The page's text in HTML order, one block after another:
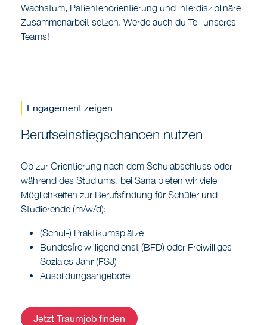
Wachstum, Patientenorientierung und interdisziplinäre
Zusammenarbeit setzen. Werde auch du Teil unseres
Teams!
Engagement zeigen
Berufseinstiegschancen nutzen
Ob zur Orientierung nach dem Schulabschluss oder
während des Studiums, bei Sana bieten wir viele
Möglichkeiten zur Berufsfindung für Schüler und
Studierende (m/w/d):
(Schul-) Praktikumsplätze
Bundesfreiwilligendienst (BFD) oder Freiwilliges
Soziales Jahr (FSJ)
Ausbildungsangebote
Jetzt Traumjob finden